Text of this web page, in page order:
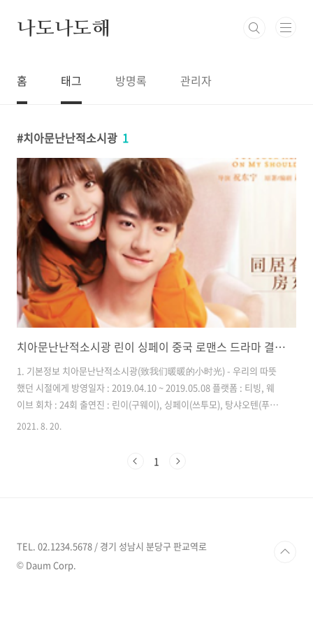
나도나도해
홈 태그 방명록 관리자
치아문난난적소시광 1
치아문난난적소시광 린이 싱페이 중국 로맨스 드라마 결말 줄거리
1. 기본정보 치아문난난적소시광(致我们暖暖的小时光) - 우리의 따뜻
했던 시절에게 방영일자 : 2019.04.10 ~ 2019.05.08 플랫폼 : 티빙, 웨
이브 회차 : 24회 출연진 : 린이(구웨이), 싱페이(쓰투모), 탕샤오텐(푸페
이), 정잉천(왕산) 2. 줄거리 취업을 준비하는 4학년 대학생인 쓰투모와
된 건 쓰투모의 광고 회사의 인턴 면접날이자 구웨이이의 전공과 관련된
2021. 8. 20.
1
TEL. 02.1234.5678 / 경기 성남시 분당구 판교역로
© Daum Corp.